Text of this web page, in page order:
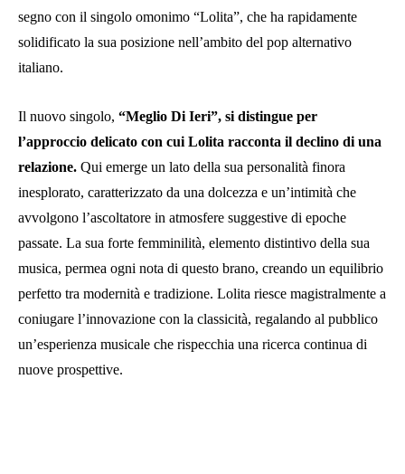
segno con il singolo omonimo “Lolita”, che ha rapidamente
solidificato la sua posizione nell’ambito del pop alternativo
italiano.
Il nuovo singolo, “Meglio Di Ieri”, si distingue per
l’approccio delicato con cui Lolita racconta il declino di una
relazione. Qui emerge un lato della sua personalità finora
inesplorato, caratterizzato da una dolcezza e un’intimità che
avvolgono l’ascoltatore in atmosfere suggestive di epoche
passate. La sua forte femminilità, elemento distintivo della sua
musica, permea ogni nota di questo brano, creando un equilibrio
perfetto tra modernità e tradizione. Lolita riesce magistralmente a
coniugare l’innovazione con la classicità, regalando al pubblico
un’esperienza musicale che rispecchia una ricerca continua di
nuove prospettive.